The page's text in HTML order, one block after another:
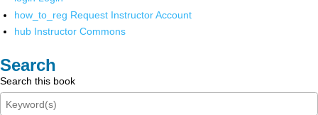
how_to_reg Request Instructor Account
hub Instructor Commons
Search
Search this book